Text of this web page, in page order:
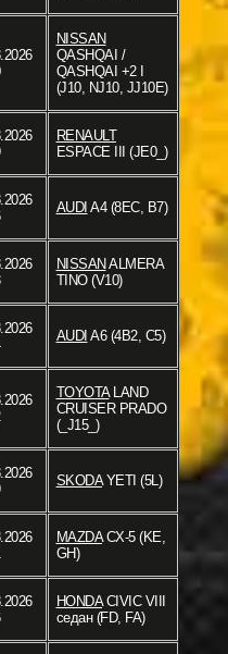
NISSAN
QASHQAI /
QASHQAI +2 I
(J10, NJ10, JJ10E)
RENAULT
ESPACE III (JE0_)
AUDI A4 (8EC, B7)
NISSANALMERA
TINO (V10)
AUDI A6 (4B2, C5)
TOYOTALAND
CRUISER PRADO
(_J15_)
SKODAYETI (5L)
MAZDACX-5 (KE,
GH)
HONDACIVIC VIII
седан (FD, FA)